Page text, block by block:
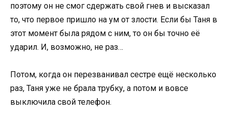
поэтому он не смог сдержать свой гнев и высказал
то, что первое пришло на ум от злости. Если бы Таня в
этот момент была рядом с ним, то он бы точно её
ударил. И, возможно, не раз…
Потом, когда он перезванивал сестре ещё несколько
раз, Таня уже не брала трубку, а потом и вовсе
выключила свой телефон.